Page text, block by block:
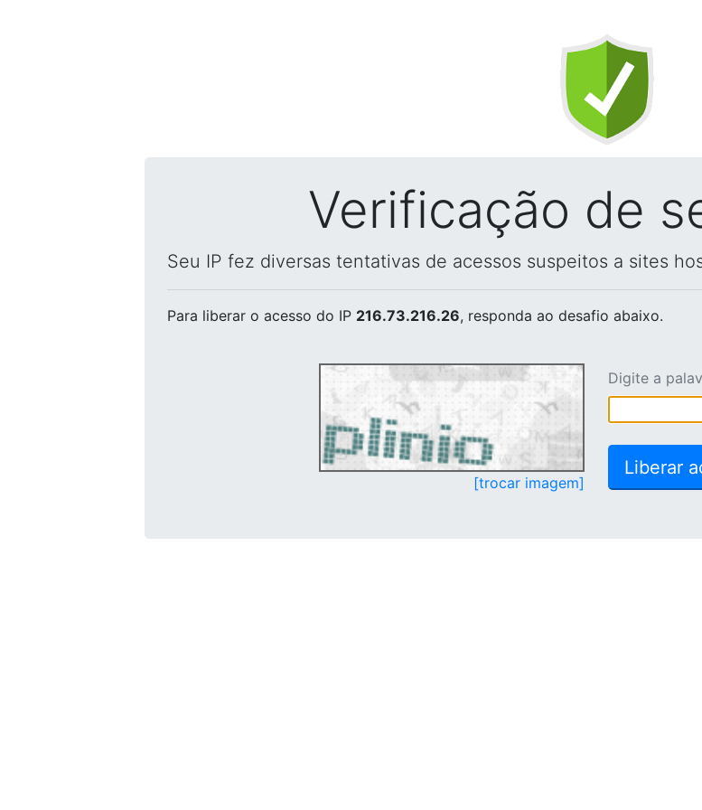
Verificação de
Seu IP fez diversas tentativas de acessos suspeitos a sites
Para liberar o acesso do IP 216.73.216.26, responda ao desafio abaixo.
[trocar imagem]
Digite a